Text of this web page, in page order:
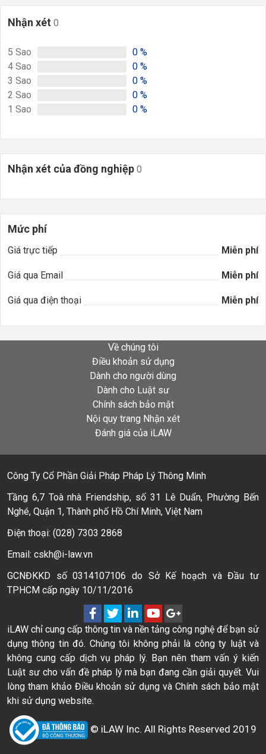
Nhận xét 0
5 Sao 0 %
4 Sao 0 %
3 Sao 0 %
2 Sao 0 %
1 Sao 0 %
Nhận xét của đồng nghiệp 0
Mức phí
Giá trực tiếp Miễn phí
Giá qua Email Miễn phí
Giá qua điện thoại Miễn phí
Về chúng tôi
Điều khoản sử dụng
Dành cho người dùng
Dành cho Luật sư
Chính sách bảo mật
Nội quy trang Nhận xét
Đánh giá của iLAW
Công Ty Cổ Phần Giải Pháp Pháp Lý Thông Minh
Tầng 6,7 Toà nhà Friendship, số 31 Lê Duẩn, Phường Bến
Nghé, Quận 1, Thành phố Hồ Chí Minh, Việt Nam
Điện thoại: (028) 7303 2868
Email: cskh@i-law.vn
GCNĐKKD số 0314107106 do Sở Kế hoạch và Đầu tư
TPHCM cấp ngày 10/11/2016
iLAW chỉ cung cấp thông tin và nền tảng công nghệ để bạn sử
dụng thông tin đó. Chúng tôi không phải là công ty luật và
không cung cấp dịch vụ pháp lý. Bạn nên tham vấn ý kiến
Luật sư cho vấn đề pháp lý mà bạn đang cần giải quyết. Vui
lòng tham khảo Điều khoản sử dụng và Chính sách bảo mật
khi sử dụng website.
© iLAW Inc. All Rights Reserved 2019